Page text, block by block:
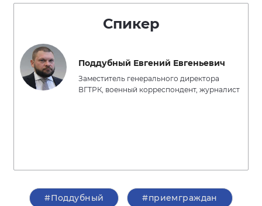
Спикер
Поддубный Евгений Евгеньевич
Заместитель генерального директора
ВГТРК, военный корреспондент, журналист
#Поддубный #приемграждан